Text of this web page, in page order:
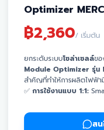
Optimizer
฿2,360/ เริ่มต้น
ยกระดับระบบโซล่าเซลล์ข
Module Optimizer รุ่น
สำคัญที่ทำให้การผลิตไฟฟ้
✅ การใช้งานแบบ 1:1:
✅รองรับกระแสไฟสูง:รอ
ส